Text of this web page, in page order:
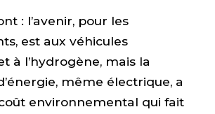
: l’avenir, pour les
est aux véhicules
à l’hydrogène, mais la
même électrique, a
environnemental qui fait